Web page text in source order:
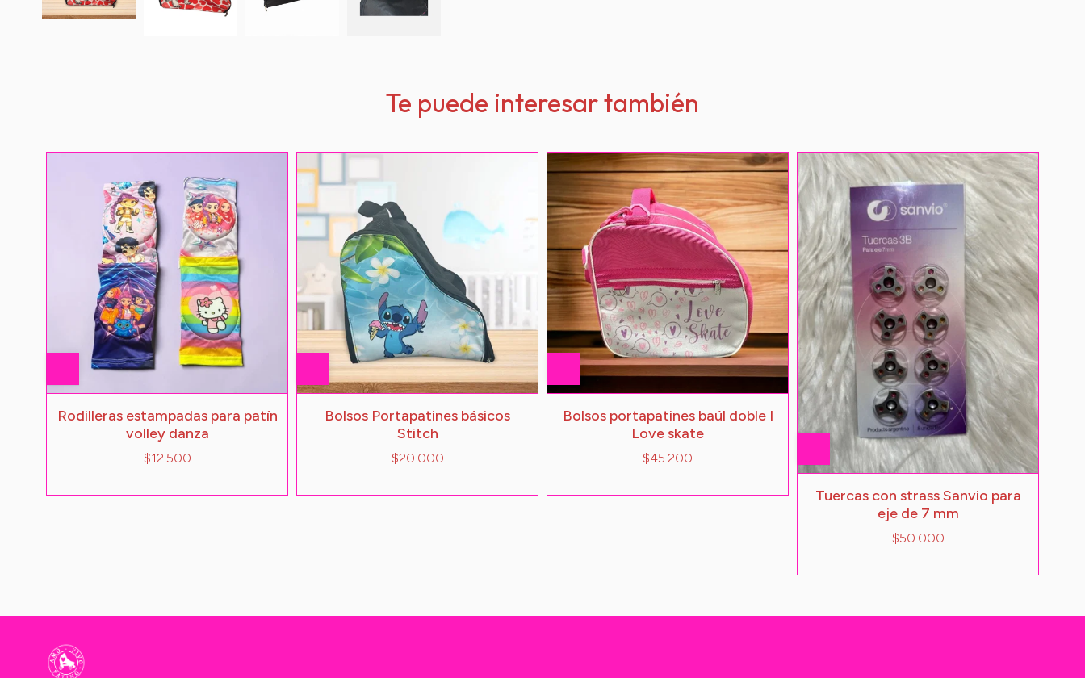
Te puede interesar también
Rodilleras estampadas para patín
volley danza
$12.500
Bolsos Portapatines básicos
Stitch
$20.000
Bolsos portapatines baúl doble I
Love skate
$45.200
Tuercas con strass Sanvio para
eje de 7 mm
$50.000